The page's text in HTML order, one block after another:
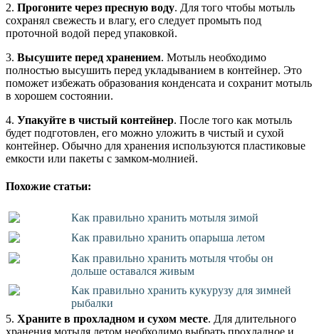
2. Прогоните через пресную воду. Для того чтобы мотыль
сохранял свежесть и влагу, его следует промыть под
проточной водой перед упаковкой.
3. Высушите перед хранением. Мотыль необходимо
полностью высушить перед укладыванием в контейнер. Это
поможет избежать образования конденсата и сохранит мотыль
в хорошем состоянии.
4. Упакуйте в чистый контейнер. После того как мотыль
будет подготовлен, его можно уложить в чистый и сухой
контейнер. Обычно для хранения используются пластиковые
емкости или пакеты с замком-молнией.
Похожие статьи:
Как правильно хранить мотыля зимой
Как правильно хранить опарыша летом
Как правильно хранить мотыля чтобы он
дольше оставался живым
Как правильно хранить кукурузу для зимней
рыбалки
5. Храните в прохладном и сухом месте. Для длительного
хранения мотыля летом необходимо выбрать прохладное и